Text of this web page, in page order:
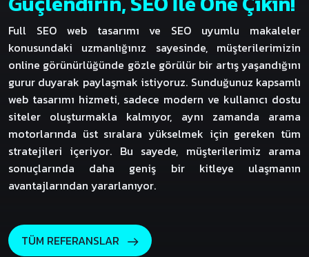
Full SEO web tasarımı ve SEO uyumlu makaleler
konusundaki uzmanlığınız sayesinde, müşterilerimizin
online görünürlüğünde gözle görülür bir artış yaşandığını
gurur duyarak paylaşmak istiyoruz. Sunduğunuz kapsamlı
web tasarımı hizmeti, sadece modern ve kullanıcı dostu
siteler oluşturmakla kalmıyor, aynı zamanda arama
motorlarında üst sıralara yükselmek için gereken tüm
stratejileri içeriyor. Bu sayede, müşterilerimiz arama
sonuçlarında daha geniş bir kitleye ulaşmanın
avantajlarından yararlanıyor.
TÜM REFERANSLAR